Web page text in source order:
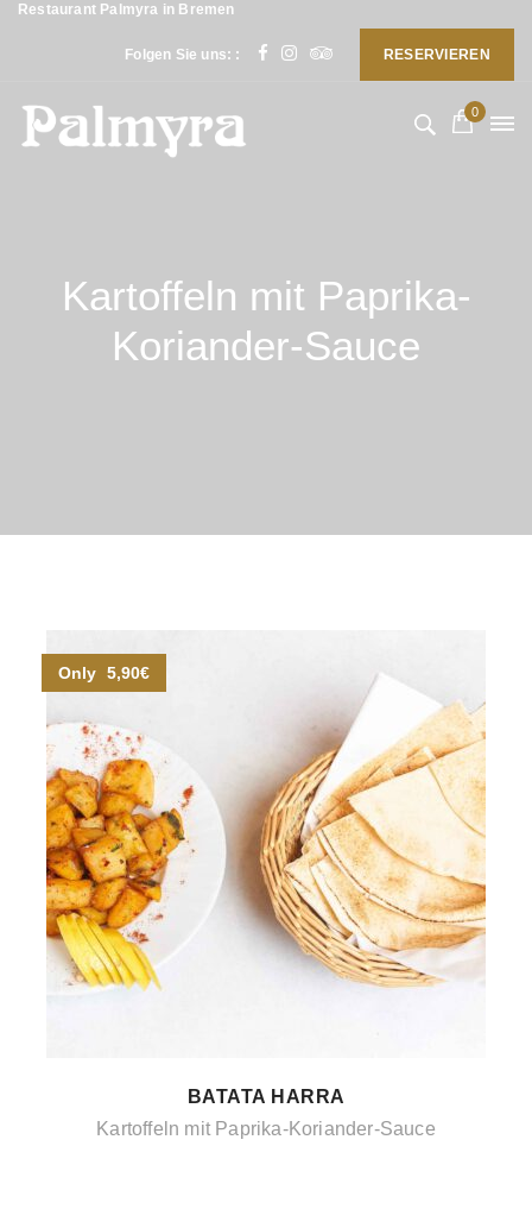
Restaurant Palmyra in Bremen
Folgen Sie uns: : RESERVIEREN
0
Kartoffeln mit Paprika-
Koriander-Sauce
Only 5,90€
BATATA HARRA
Kartoffeln mit Paprika-Koriander-Sauce